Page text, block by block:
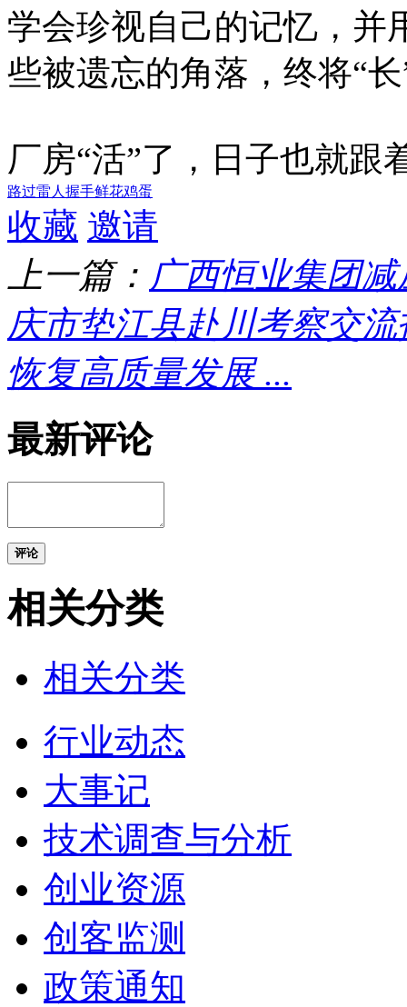
学会珍视自己的记忆，并
些被遗忘的角落，终将“
厂房“活”了，日子也就跟
路过雷人 握手鲜花鸡蛋
收藏 邀请
上一篇： 广西恒业集团
庆市垫江县赴川考察交
恢复高质量发展 ...
最新评论
评论
相关分类
相关分类
行业动态
大事记
技术调查与分析
创业资源
创客监测
政策通知